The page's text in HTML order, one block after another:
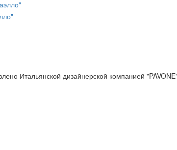
Итальянской дизайнерской компанией